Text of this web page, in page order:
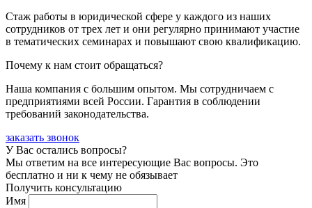
Стаж работы в юридической сфере у каждого из наших
сотрудников от трех лет и они регулярно принимают участие
в тематических семинарах и повышают свою квалификацию.
Почему к нам стоит обращаться?
Наша компания с большим опытом. Мы сотрудничаем с
предприятиями всей России. Гарантия в соблюдении
требований законодательства.
заказать звонок
У Вас остались вопросы?
Мы ответим на все интересующие Вас вопросы. Это
бесплатно и ни к чему не обязывает
Получить консультацию
Имя